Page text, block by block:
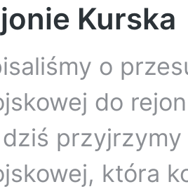
Kurska
o
do
która